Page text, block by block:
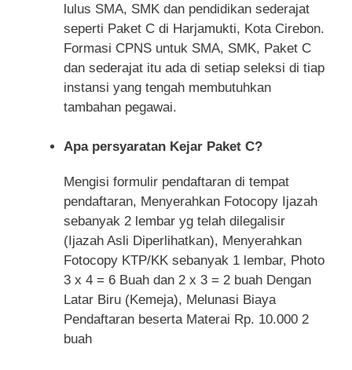
lulus SMA, SMK dan pendidikan sederajat
seperti Paket C di Harjamukti, Kota Cirebon.
Formasi CPNS untuk SMA, SMK, Paket C
dan sederajat itu ada di setiap seleksi di tiap
instansi yang tengah membutuhkan
tambahan pegawai.
Apa persyaratan Kejar Paket C?
Mengisi formulir pendaftaran di tempat
pendaftaran, Menyerahkan Fotocopy Ijazah
sebanyak 2 lembar yg telah dilegalisir
(Ijazah Asli Diperlihatkan), Menyerahkan
Fotocopy KTP/KK sebanyak 1 lembar, Photo
3 x 4 = 6 Buah dan 2 x 3 = 2 buah Dengan
Latar Biru (Kemeja), Melunasi Biaya
Pendaftaran beserta Materai Rp. 10.000 2
buah